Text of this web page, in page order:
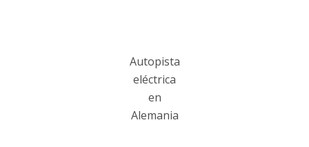
Autopista
eléctrica
en
Alemania